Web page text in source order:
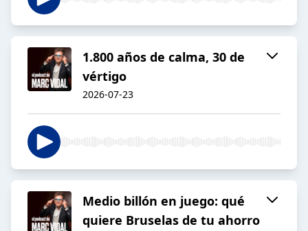
1.800 años de calma, 30 de
vértigo
2026-07-23
Medio billón en juego: qué
quiere Bruselas de tu ahorro